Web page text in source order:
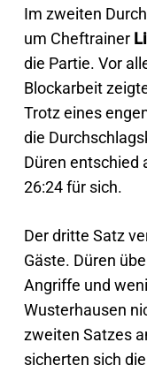
Im zweiten
um Cheftrainer
die Partie. Vor
Blockarbeit
Trotz eines
die
Düren entschied
26:24 für sich.
Der dritte Satz
Gäste. Düren
Angriffe und
Wusterhausen
zweiten Satzes
sicherten sich